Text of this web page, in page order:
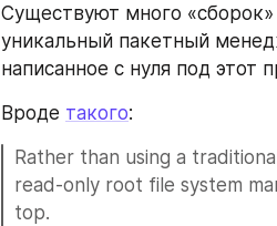
Существуют много
уникальный пакетный
написанное с нуля под этот
Вроде такого:
Rather than using a
read-only root file system
top.